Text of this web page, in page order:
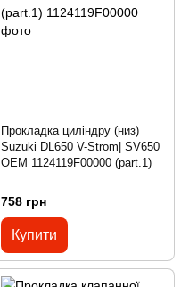
Прокладка циліндру (низ)
Suzuki DL650 V-Strom| SV650
OEM 1124119F00000 (part.1)
758 грн
Купити